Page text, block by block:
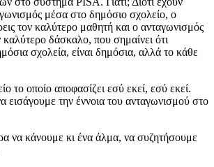
μέσα στο δημόσιο σχολείο, ο
τον καλύτερο μαθητή και ο ανταγωνισμός
δάσκαλο, που σημαίνει ότι
σχολεία, είναι δημόσια, αλλά το κάθε
το οποίο αποφασίζει εσύ εκεί, εσύ εκεί.
εισάγουμε την έννοια του ανταγωνισμού στο
να κάνουμε κι ένα άλμα, να συζητήσουμε